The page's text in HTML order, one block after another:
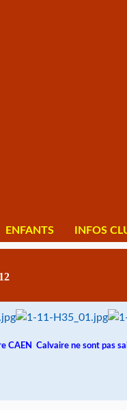
ENFANTS INFOS
CAEN Calvaire ne sont pas